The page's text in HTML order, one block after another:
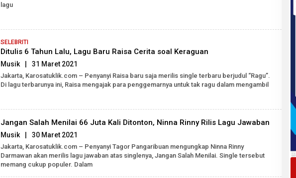
lagu
SELEBRITI
Ditulis 6 Tahun Lalu, Lagu Baru Raisa Cerita soal Keraguan
Musik | 31 Maret 2021
Robert
Tarigan
Jakarta, Karosatuklik.com – Penyanyi Raisa baru saja merilis single terbaru berjudul “Ragu”.
Di lagu terbarunya ini, Raisa mengajak para penggemarnya untuk tak ragu dalam mengambil
Jangan Salah Menilai 66 Juta Kali Ditonton, Ninna Rinny Rilis Lagu Jawaban
Musik | 30 Maret 2021
Robert
Tarigan
SH
Jakarta, Karosatuklik.com – Penyanyi Tagor Pangaribuan mengungkap Ninna Rinny
Darmawan akan merilis lagu jawaban atas singlenya, Jangan Salah Menilai. Single tersebut
memang cukup populer. Dalam